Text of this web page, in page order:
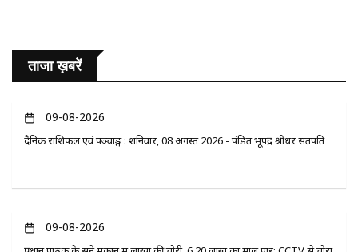
ताजा ख़बरें
09-08-2026
दैनिक राशिफल एवं पञ्चाङ्ग : शनिवार, 08 अगस्त 2026 - पंडित भूपेंद्र श्रीधर सतपति
09-08-2026